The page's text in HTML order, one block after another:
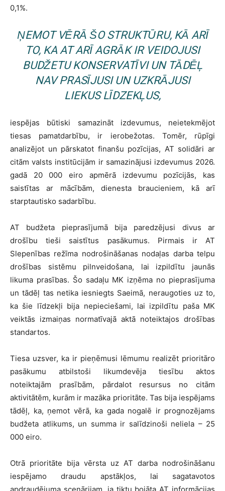
0,1%.
ŅEMOT VĒRĀ ŠO STRUKTŪRU, KĀ ARĪ
TO, KA AT ARĪ AGRĀK IR VEIDOJUSI
BUDŽETU KONSERVATĪVI UN TĀDĒĻ
NAV PRASĪJUSI UN UZKRĀJUSI
LIEKUS LĪDZEKĻUS,
iespējas būtiski samazināt izdevumus, neietekmējot
tiesas pamatdarbību, ir ierobežotas. Tomēr, rūpīgi
analizējot un pārskatot finanšu pozīcijas, AT solidāri ar
citām valsts institūcijām ir samazinājusi izdevumus 2026.
gadā 20 000 eiro apmērā izdevumu pozīcijās, kas
saistītas ar mācībām, dienesta braucieniem, kā arī
starptautisko sadarbību.
AT budžeta pieprasījumā bija paredzējusi divus ar
drošību tieši saistītus pasākumus. Pirmais ir AT
Slepenības režīma nodrošināšanas nodaļas darba telpu
drošības sistēmu pilnveidošana, lai izpildītu jaunās
likuma prasības. Šo sadaļu MK izņēma no pieprasījuma
un tādēļ tas netika iesniegts Saeimā, neraugoties uz to,
ka šie līdzekļi bija nepieciešami, lai izpildītu paša MK
veiktās izmaiņas normatīvajā aktā noteiktajos drošības
standartos.
Tiesa uzsver, ka ir pieņēmusi lēmumu realizēt prioritāro
pasākumu atbilstoši likumdevēja tiesību aktos
noteiktajām prasībām, pārdalot resursus no citām
aktivitātēm, kurām ir mazāka prioritāte. Tas bija iespējams
tādēļ, ka, ņemot vērā, ka gada nogalē ir prognozējams
budžeta atlikums, un summa ir salīdzinoši neliela – 25
000 eiro.
Otrā prioritāte bija vērsta uz AT darba nodrošināšanu
iespējamo draudu apstākļos, lai sagatavotos